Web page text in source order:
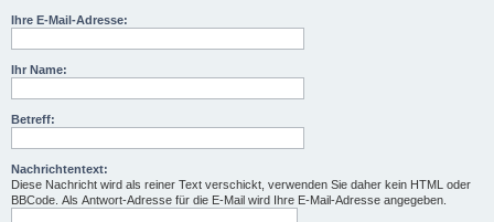
Ihre E-Mail-Adresse:
Ihr Name:
Betreff:
Nachrichtentext:
Diese Nachricht wird als reiner Text verschickt, verwenden Sie daher kein HTML oder
BBCode. Als Antwort-Adresse für die E-Mail wird Ihre E-Mail-Adresse angegeben.